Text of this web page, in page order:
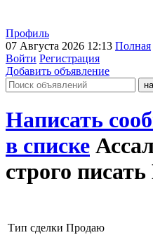
Профиль
07 Августа 2026 12:13 Полная
Войти Регистрация
Добавить объявление
Написать
в списке
строго
Тип сделки Продаю